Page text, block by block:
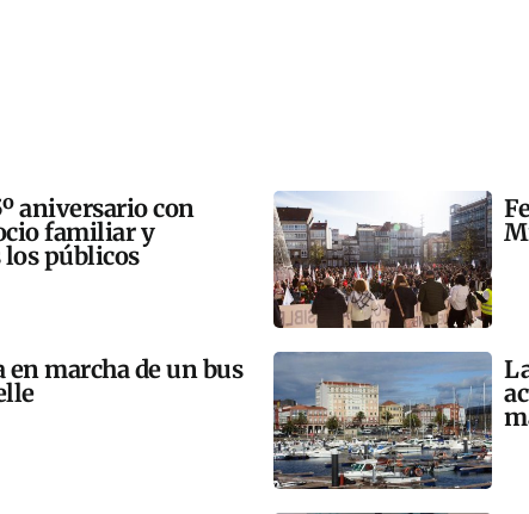
aniversario con
familiar y
los públicos
en marcha de un bus